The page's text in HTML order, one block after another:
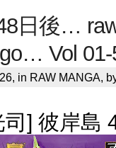
日後…
Vol 01-
in RAW MANGA,
司] 彼岸